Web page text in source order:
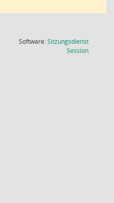
Software:Sitzungsdienst
Session(Wird in